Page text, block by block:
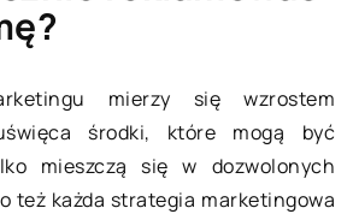
mierzy się wzrostem
środki, które mogą być
mieszczą się w dozwolonych
też każda strategia marketingowa